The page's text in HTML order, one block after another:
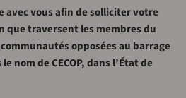
avec vous afin de solliciter votre
que traversent les membres du
opposées au barrage
nom de CECOP, dans l’État de